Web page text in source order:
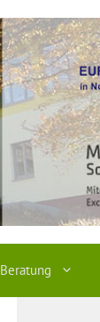
Beratung